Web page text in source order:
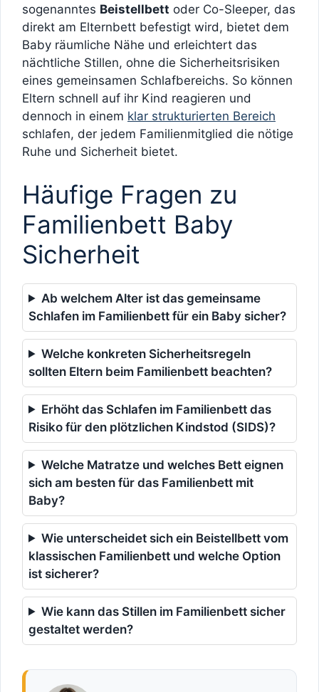
sogenanntes Beistellbett oder Co-Sleeper, das
direkt am Elternbett befestigt wird, bietet dem
Baby räumliche Nähe und erleichtert das
nächtliche Stillen, ohne die Sicherheitsrisiken
eines gemeinsamen Schlafbereichs. So können
Eltern schnell auf ihr Kind reagieren und
dennoch in einem klar strukturierten Bereich
schlafen, der jedem Familienmitglied die nötige
Ruhe und Sicherheit bietet.
Häufige Fragen zu
Familienbett Baby
Sicherheit
Ab welchem Alter ist das gemeinsame
Schlafen im Familienbett für ein Baby sicher?
Welche konkreten Sicherheitsregeln
sollten Eltern beim Familienbett beachten?
Erhöht das Schlafen im Familienbett das
Risiko für den plötzlichen Kindstod (SIDS)?
Welche Matratze und welches Bett eignen
sich am besten für das Familienbett mit
Baby?
Wie unterscheidet sich ein Beistellbett vom
klassischen Familienbett und welche Option
ist sicherer?
Wie kann das Stillen im Familienbett sicher
gestaltet werden?